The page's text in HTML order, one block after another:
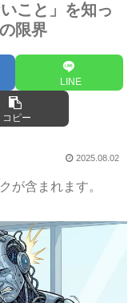
こと」を知っ
限界
LINE
コピー
2025.08.02
が含まれます。